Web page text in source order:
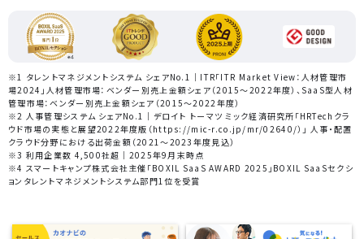
※1 タレントマネジメントシステム シェアNo.1｜ITR「ITR Market View：人材管理市
場2024」人材管理市場：ベンダー別売上金額シェア（2015～2022年度）、SaaS型人材
管理市場：ベンダー別売上金額シェア（2015～2022年度）
※2 人事管理システム シェアNo.1｜デロイト トーマツ ミック経済研究所「HRTechクラ
ウド市場の実態と展望2022年度版（https://mic-r.co.jp/mr/02640/）」 人事・配置
クラウド分野における出荷金額（2021～2023年度見込）
※3 利用企業数 4,500社超｜2025年9月末時点
※4 スマートキャンプ株式会社主催「BOXIL SaaS AWARD 2025」BOXIL SaaSセクシ
ョンタレントマネジメントシステム部門1位を受賞